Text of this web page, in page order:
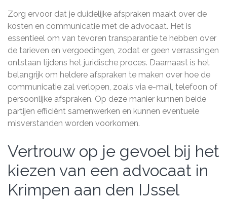
Zorg ervoor dat je duidelijke afspraken maakt over de
kosten en communicatie met de advocaat. Het is
essentieel om van tevoren transparantie te hebben over
de tarieven en vergoedingen, zodat er geen verrassingen
ontstaan tijdens het juridische proces. Daarnaast is het
belangrijk om heldere afspraken te maken over hoe de
communicatie zal verlopen, zoals via e-mail, telefoon of
persoonlijke afspraken. Op deze manier kunnen beide
partijen efficiënt samenwerken en kunnen eventuele
misverstanden worden voorkomen.
Vertrouw op je gevoel bij het
kiezen van een advocaat in
Krimpen aan den IJssel